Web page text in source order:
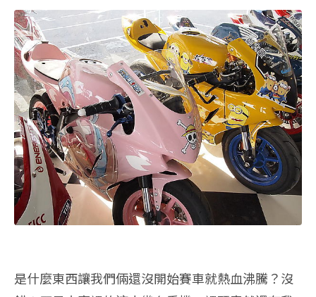
是什麼東西讓我們倆還沒開始賽車就熱血沸騰？沒